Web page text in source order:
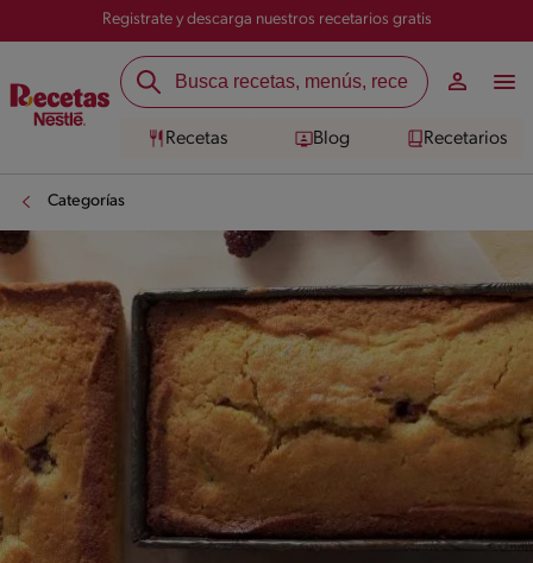
Registrate y descarga nuestros recetarios gratis
Recetas Blog Recetarios
Categorías